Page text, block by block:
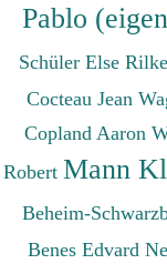
Pablo
Schüler Else
Cocteau Jean
Copland Aaron
Robert Mann
Beheim-
Benes Edvard